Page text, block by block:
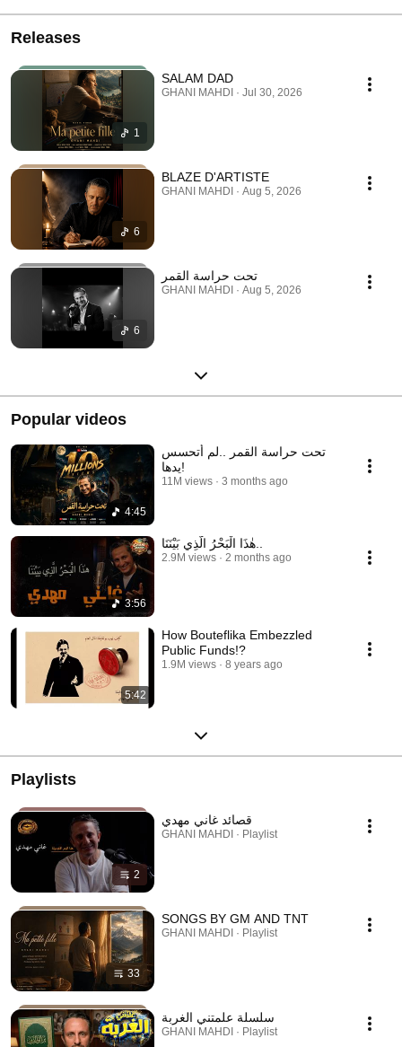
Releases
1
SALAM DAD
GHANI MAHDI · Jul 30, 2026
6
BLAZE D'ARTISTE
GHANI MAHDI · Aug 5, 2026
6
تحت حراسة القمر
GHANI MAHDI · Aug 5, 2026
Popular videos
4:45
تحت حراسة القمر ..لم أتحسس
يدها!
11M views 3 months ago
3:56
2.9M views 2 months ago
5:42
How Bouteflika Embezzled
Public Funds!?
1.9M views 8 years ago
Playlists
2
قصائد غاني مهدي
GHANI MAHDI · Playlist
33
SONGS BY GM AND TNT
GHANI MAHDI · Playlist
سلسلة علمتني الغربة
GHANI MAHDI · Playlist